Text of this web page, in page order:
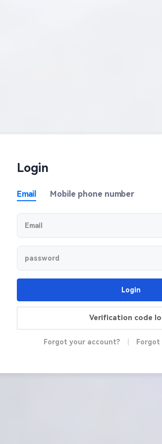
Login
Email Mobile phone number
Login
Verification code
Forgot your account?